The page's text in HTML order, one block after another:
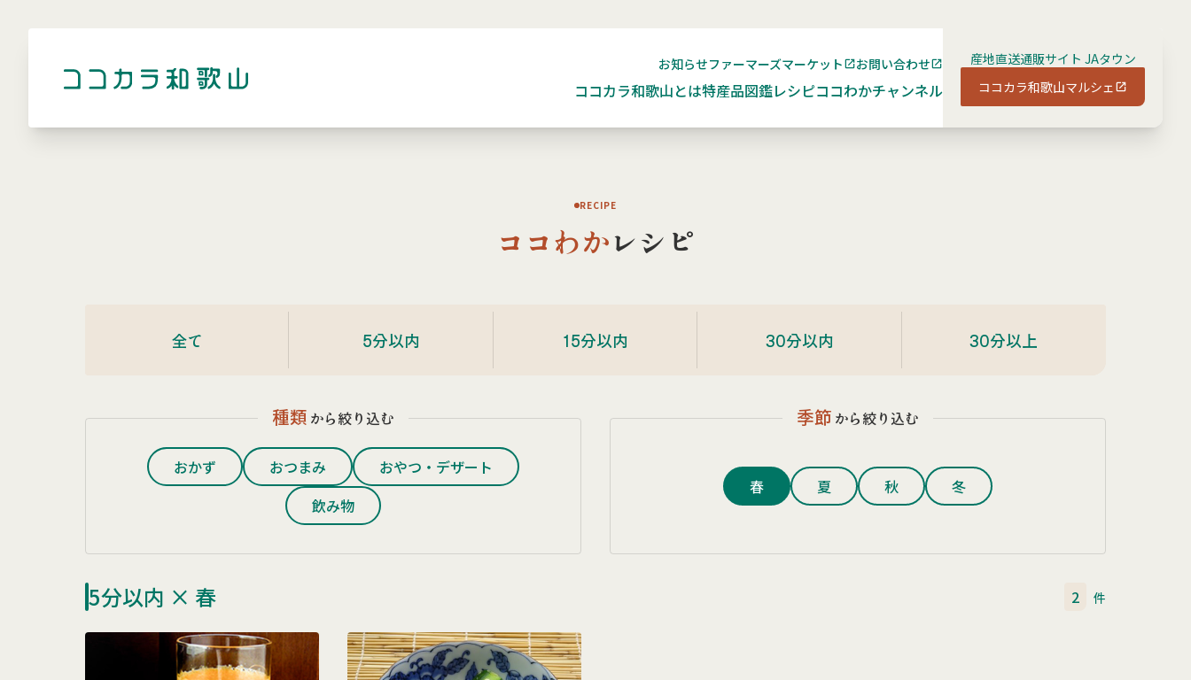
お知らせファーマーズマーケット お問い合わせ
ココカラ和歌山とは特産品図鑑レシピココわかチャンネル
産地直送通販サイト JAタウン
ココカラ和歌山マルシェ
RECIPE
ココわかレシピ
全て 5分以内 15分以内 30分以内 30分以上
種類 から絞り込む
おかず おつまみ
おやつ・デザート
飲み物
季節 から絞り込む
春 夏 秋 冬
5分以内 × 春 2 件